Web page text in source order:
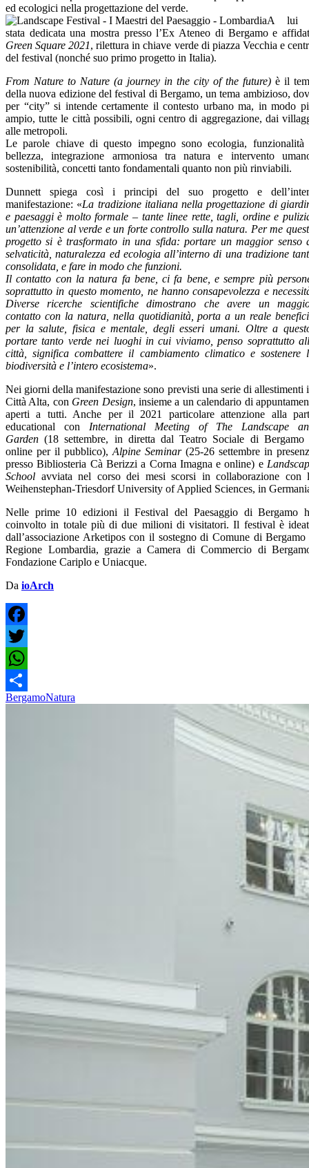
ed ecologici nella progettazione del verde.
A lui
stata dedicata una mostra presso l’Ex Ateneo di Bergamo e
Green Square 2021, rilettura in chiave verde di piazza Vecchia e
del festival (nonché suo primo progetto in Italia).
From Nature to Nature (a journey in the city of the future) è il
della nuova edizione del festival di Bergamo, un tema ambizioso,
per “city” si intende certamente il contesto urbano ma, in modo
ampio, tutte le città possibili, ogni centro di aggregazione, dai
alle metropoli.
Le parole chiave di questo impegno sono ecologia, funzionalità
bellezza, integrazione armoniosa tra natura e intervento
sostenibilità, concetti tanto fondamentali quanto non più rinviabili.
Dunnett spiega così i principi del suo progetto e
manifestazione: «La tradizione italiana nella progettazione di
e paesaggi è molto formale – tante linee rette, tagli, ordine e
un’attenzione al verde e un forte controllo sulla natura. Per me
progetto si è trasformato in una sfida: portare un maggior senso
selvaticità, naturalezza ed ecologia all’interno di una tradizione
consolidata, e fare in modo che funzioni.
Il contatto con la natura fa bene, ci fa bene, e sempre più
soprattutto in questo momento, ne hanno consapevolezza e
Diverse ricerche scientifiche dimostrano che avere un
contatto con la natura, nella quotidianità, porta a un reale
per la salute, fisica e mentale, degli esseri umani. Oltre a
portare tanto verde nei luoghi in cui viviamo, penso soprattutto
città, significa combattere il cambiamento climatico e sostenere
biodiversità e l’intero ecosistema».
Nei giorni della manifestazione sono previsti una serie di allestimenti
Città Alta, con Green Design, insieme a un calendario di
aperti a tutti. Anche per il 2021 particolare attenzione alla
educational con International Meeting of The Landscape
Garden (18 settembre, in diretta dal Teatro Sociale di Bergamo
online per il pubblico), Alpine Seminar(25-26 settembre in
presso Bibliosteria Cà Berizzi a Corna Imagna e online) e
School avviata nel corso dei mesi scorsi in collaborazione con
Weihenstephan-Triesdorf University of Applied Sciences, in
Nelle prime 10 edizioni il Festival del Paesaggio di Bergamo
coinvolto in totale più di due milioni di visitatori. Il festival è
dall’associazione Arketipos con il sostegno di Comune di Bergamo
Regione Lombardia, grazie a Camera di Commercio di
Fondazione Cariplo e Uniacque.
Da ioArch
Facebook
Twitter
WhatsApp
Share
BergamoNatura